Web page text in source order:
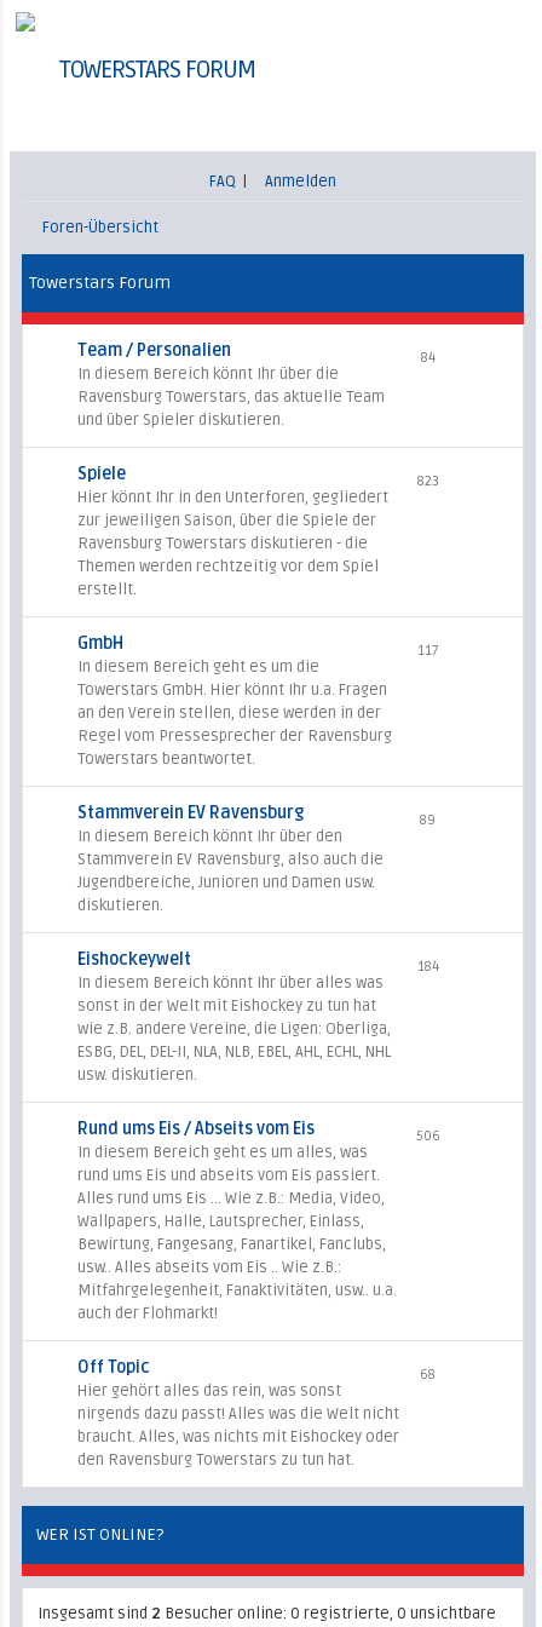
TOWERSTARS FORUM
FAQ Anmelden
Foren-Übersicht
Towerstars Forum
Team / Personalien
In diesem Bereich könnt Ihr über die
Ravensburg Towerstars, das aktuelle Team
und über Spieler diskutieren.
84
Spiele
Hier könnt Ihr in den Unterforen, gegliedert
zur jeweiligen Saison, über die Spiele der
Ravensburg Towerstars diskutieren - die
Themen werden rechtzeitig vor dem Spiel
erstellt.
823
GmbH
In diesem Bereich geht es um die
Towerstars GmbH. Hier könnt Ihr u.a. Fragen
an den Verein stellen, diese werden in der
Regel vom Pressesprecher der Ravensburg
Towerstars beantwortet.
117
Stammverein EV Ravensburg
In diesem Bereich könnt Ihr über den
Stammverein EV Ravensburg, also auch die
Jugendbereiche, Junioren und Damen usw.
diskutieren.
89
Eishockeywelt
In diesem Bereich könnt Ihr über alles was
sonst in der Welt mit Eishockey zu tun hat
wie z.B. andere Vereine, die Ligen: Oberliga,
ESBG, DEL, DEL-II, NLA, NLB, EBEL, AHL, ECHL, NHL
usw. diskutieren.
184
Rund ums Eis / Abseits vom Eis
In diesem Bereich geht es um alles, was
rund ums Eis und abseits vom Eis passiert.
Alles rund ums Eis ... Wie z.B.: Media, Video,
Wallpapers, Halle, Lautsprecher, Einlass,
Bewirtung, Fangesang, Fanartikel, Fanclubs,
usw.. Alles abseits vom Eis .. Wie z.B.:
Mitfahrgelegenheit, Fanaktivitäten, usw.. u.a.
auch der Flohmarkt!
506
Off Topic
Hier gehört alles das rein, was sonst
nirgends dazu passt! Alles was die Welt nicht
braucht. Alles, was nichts mit Eishockey oder
den Ravensburg Towerstars zu tun hat.
68
WER IST ONLINE?
Insgesamt sind 2 Besucher online: 0 registrierte, 0 unsichtbare